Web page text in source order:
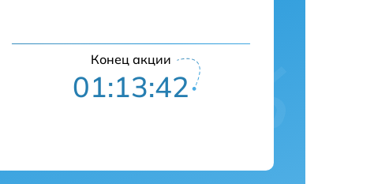
Конец акции
01:13:41